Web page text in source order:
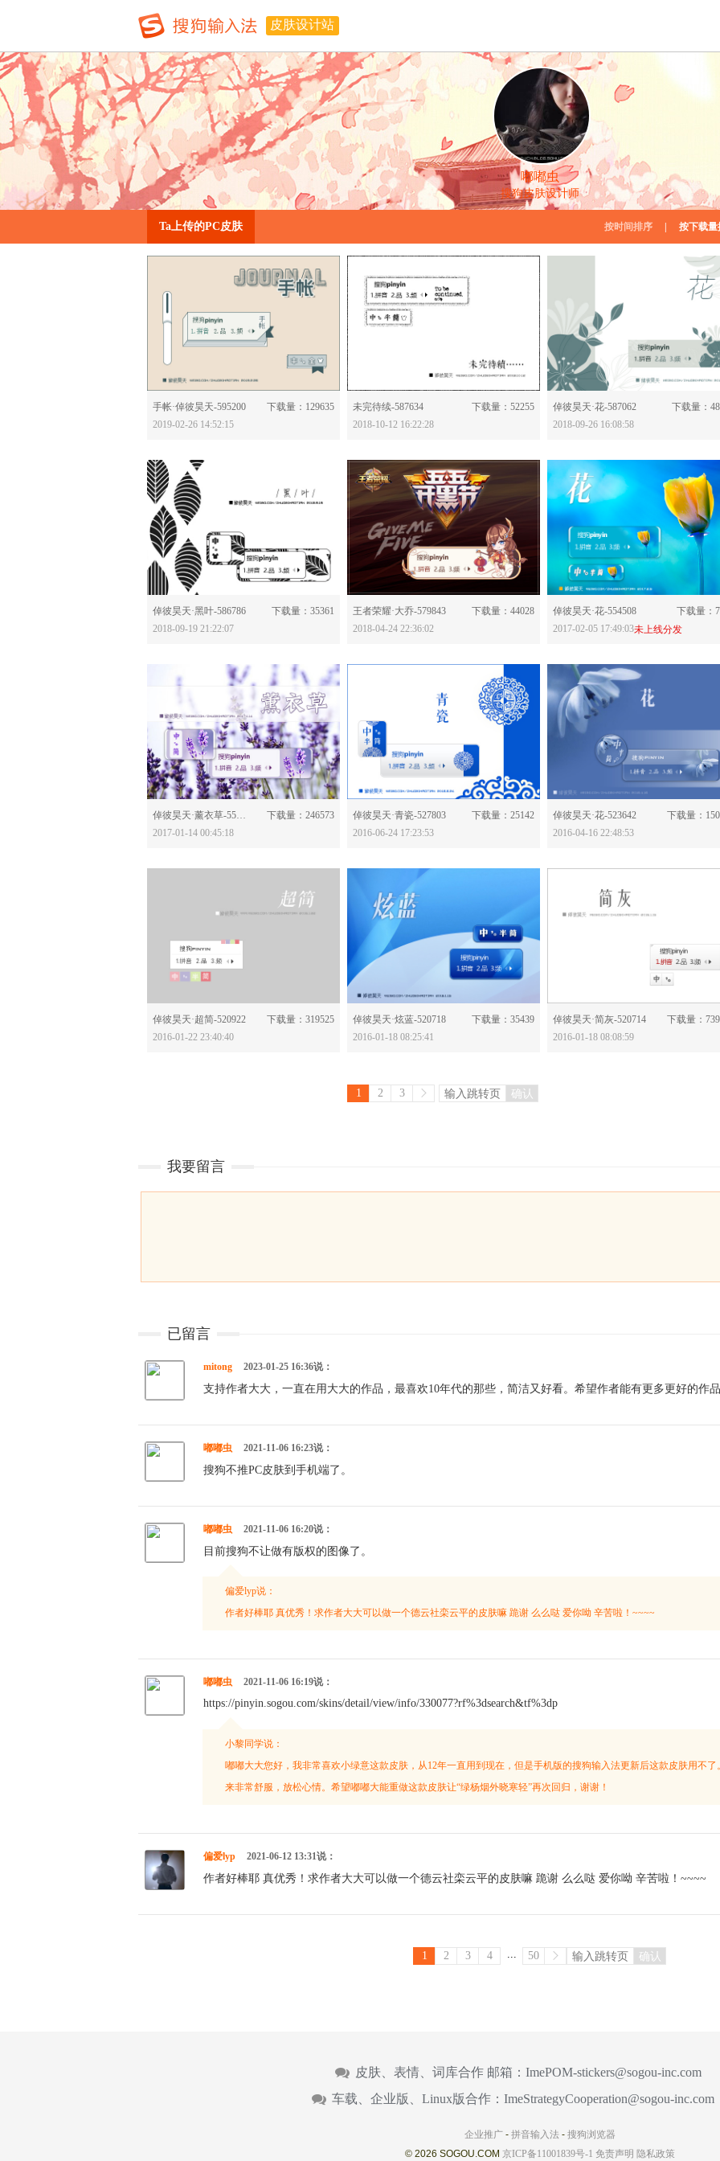
皮肤设计站
嘟嘟虫
搜狗皮肤设计师
Ta上传的PC皮肤 按时间排序 按下载量
分享：
手帐·倬彼昊天-595200
下载量：129635
2019-02-26 14:52:15
分享：
未完待续-587634
下载量：52255
2018-10-12 16:22:28
分享：
倬彼昊天·花-587062
下载量：
2018-09-26 16:08:58
分享：
倬彼昊天·黑叶-586786
下载量：35361
2018-09-19 21:22:07
分享：
王者荣耀·大乔-579843
下载量：44028
2018-04-24 22:36:02
分享：
倬彼昊天·花-554508
下载量：
2017-02-05 17:49:03未上线分发
分享：
倬彼昊天·薰衣草-553377
下载量：246573
2017-01-14 00:45:18
分享：
倬彼昊天·青瓷-527803
下载量：25142
2016-06-24 17:23:53
分享：
倬彼昊天·花-523642
下载量：
2016-04-16 22:48:53
分享：
倬彼昊天·超简-520922
下载量：319525
2016-01-22 23:40:40
分享：
倬彼昊天·炫蓝-520718
下载量：35439
2016-01-18 08:25:41
分享：
倬彼昊天·简灰-520714
下载量：
2016-01-18 08:08:59
1 2 3 确认
我要留言
已留言
mitong 2023-01-25 16:36说：
支持作者大大，一直在用大大的作品，最喜欢10年代的那些，简洁又好看。希望作者能有更多更好的作
嘟嘟虫 2021-11-06 16:23说：
搜狗不推PC皮肤到手机端了。
嘟嘟虫 2021-11-06 16:20说：
目前搜狗不让做有版权的图像了。
偏爱lyp说：
作者好棒耶 真优秀！求作者大大可以做一个德云社栾云平的皮肤嘛 跪谢 么么哒 爱你呦 辛苦啦！~~~~
嘟嘟虫 2021-11-06 16:19说：
https://pinyin.sogou.com/skins/detail/view/info/330077?rf%3dsearch&tf%3dp
小黎同学说：
嘟嘟大大您好，我非常喜欢小绿意这款皮肤，从12年一直用到现在，但是手机版的搜狗输入法更新后这款皮肤用不
来非常舒服，放松心情。希望嘟嘟大能重做这款皮肤让“绿杨烟外晓寒轻”再次回归，谢谢！
偏爱lyp 2021-06-12 13:31说：
作者好棒耶 真优秀！求作者大大可以做一个德云社栾云平的皮肤嘛 跪谢 么么哒 爱你呦 辛苦啦！~~~~
1 2 3 4 ... 50 确认
皮肤、表情、词库合作 邮箱： ImePOM-stickers@sogou-inc.com
车载、企业版、Linux版合作： ImeStrategyCooperation@sogou-inc.com
企业推广 - 拼音输入法 - 搜狗浏览器
© 2026 SOGOU.COM 京ICP备11001839号-1 免责声明 隐私政策